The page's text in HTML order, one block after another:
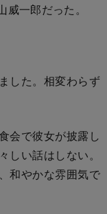
一郎だった。
した。相変わらず
会で彼女が披露し
しい話はしない。
和やかな雰囲気で